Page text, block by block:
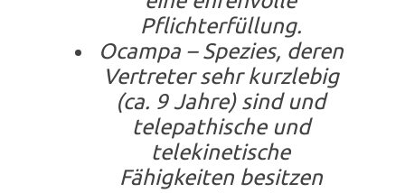
Pflichterfüllung.
Ocampa – Spezies, deren
Vertreter sehr kurzlebig
(ca. 9 Jahre) sind und
telepathische und
telekinetische
Fähigkeiten besitzen